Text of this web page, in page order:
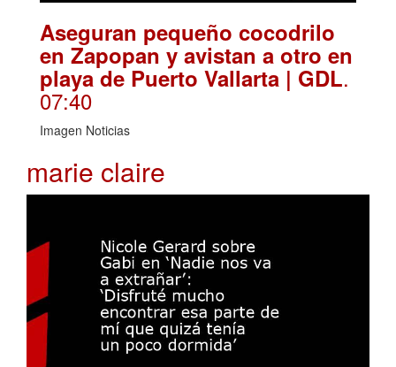
Aseguran pequeño cocodrilo
en Zapopan y avistan a otro en
playa de Puerto Vallarta | GDL.
07:40
Imagen Noticias
marie claire